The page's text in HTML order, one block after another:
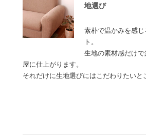
地選び
素朴で温かみを感
ト。
生地の素材感だけ
屋に仕上がります。
それだけに生地選びにはこだわりたい